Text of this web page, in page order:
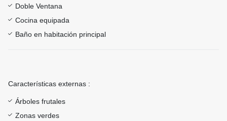
Doble Ventana
Cocina equipada
Baño en habitación principal
Características externas :
Árboles frutales
Zonas verdes